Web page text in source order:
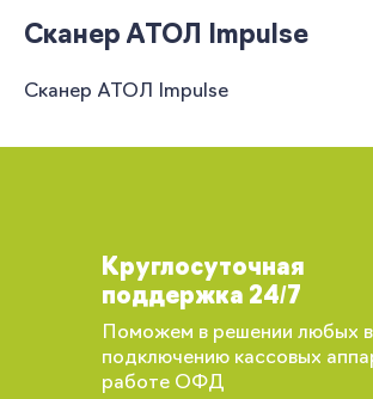
Сканер АТОЛ Impulse
Сканер АТОЛ Impulse
Круглосуточная
поддержка 24/7
Поможем в решении любых
подключению кассовых
работе ОФД